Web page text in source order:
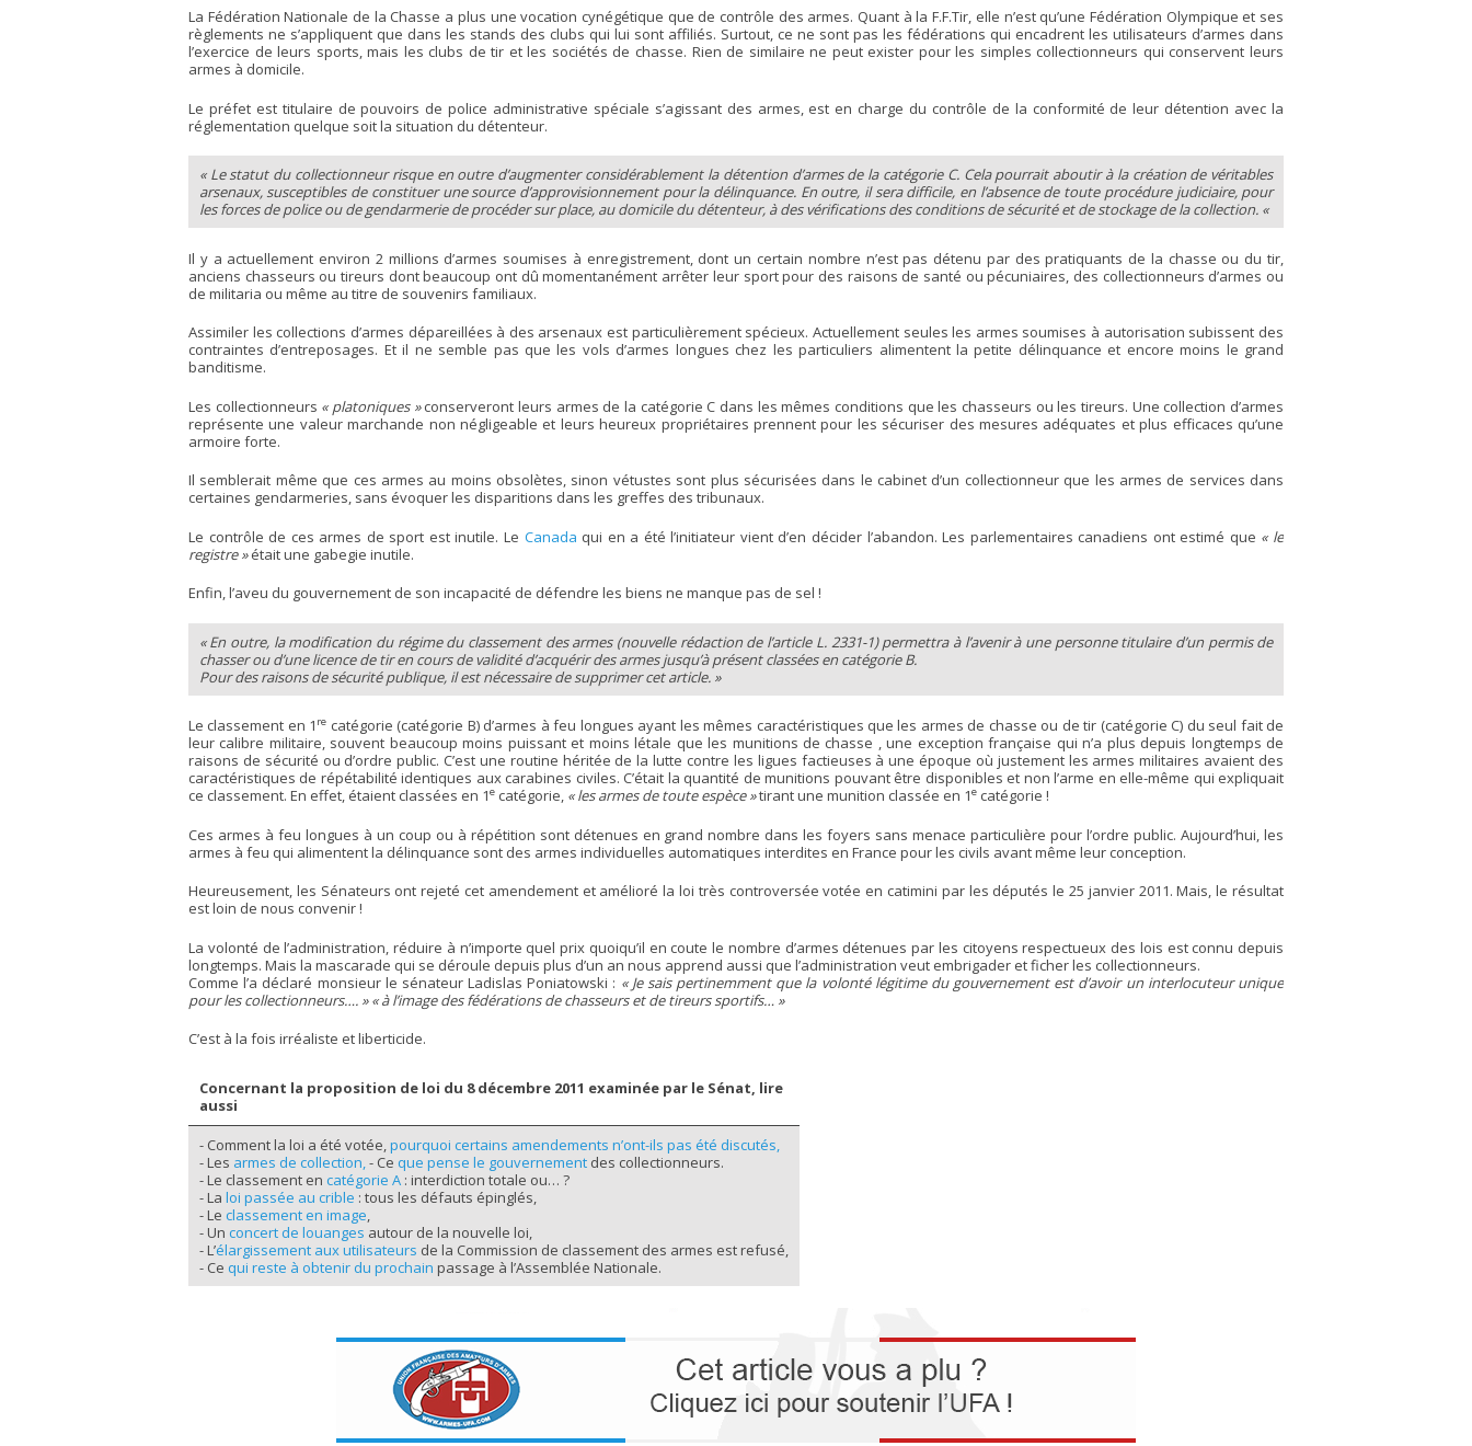
La Fédération Nationale de la Chasse a plus une vocation cynégétique que de contrôle des armes. Quant à la F.F.Tir, elle n’est qu’une Fédération Olympique et ses
règlements ne s’appliquent que dans les stands des clubs qui lui sont affiliés. Surtout, ce ne sont pas les fédérations qui encadrent les utilisateurs d’armes dans
l’exercice de leurs sports, mais les clubs de tir et les sociétés de chasse. Rien de similaire ne peut exister pour les simples collectionneurs qui conservent leurs
armes à domicile.
Le préfet est titulaire de pouvoirs de police administrative spéciale s’agissant des armes, est en charge du contrôle de la conformité de leur détention avec la
réglementation quelque soit la situation du détenteur.
« Le statut du collectionneur risque en outre d’augmenter considérablement la détention d’armes de la catégorie C. Cela pourrait aboutir à la création de véritables
arsenaux, susceptibles de constituer une source d’approvisionnement pour la délinquance. En outre, il sera difficile, en l’absence de toute procédure judiciaire, pour
les forces de police ou de gendarmerie de procéder sur place, au domicile du détenteur, à des vérifications des conditions de sécurité et de stockage de la collection. «
Il y a actuellement environ 2 millions d’armes soumises à enregistrement, dont un certain nombre n’est pas détenu par des pratiquants de la chasse ou du tir,
anciens chasseurs ou tireurs dont beaucoup ont dû momentanément arrêter leur sport pour des raisons de santé ou pécuniaires, des collectionneurs d’armes ou
de militaria ou même au titre de souvenirs familiaux.
Assimiler les collections d’armes dépareillées à des arsenaux est particulièrement spécieux. Actuellement seules les armes soumises à autorisation subissent des
contraintes d’entreposages. Et il ne semble pas que les vols d’armes longues chez les particuliers alimentent la petite délinquance et encore moins le grand
banditisme.
Les collectionneurs « platoniques »conserveront leurs armes de la catégorie C dans les mêmes conditions que les chasseurs ou les tireurs. Une collection d’armes
représente une valeur marchande non négligeable et leurs heureux propriétaires prennent pour les sécuriser des mesures adéquates et plus efficaces qu’une
armoire forte.
Il semblerait même que ces armes au moins obsolètes, sinon vétustes sont plus sécurisées dans le cabinet d’un collectionneur que les armes de services dans
certaines gendarmeries, sans évoquer les disparitions dans les greffes des tribunaux.
Le contrôle de ces armes de sport est inutile. Le Canada qui en a été l’initiateur vient d’en décider l’abandon. Les parlementaires canadiens ont estimé que « le
registre »était une gabegie inutile.
Enfin, l’aveu du gouvernement de son incapacité de défendre les biens ne manque pas de sel !
« En outre, la modification du régime du classement des armes (nouvelle rédaction de l’article L. 2331-1) permettra à l’avenir à une personne titulaire d’un permis de
chasser ou d’une licence de tir en cours de validité d’acquérir des armes jusqu’à présent classées en catégorie B.
Pour des raisons de sécurité publique, il est nécessaire de supprimer cet article. »
Le classement en 1 re catégorie (catégorie B) d’armes à feu longues ayant les mêmes caractéristiques que les armes de chasse ou de tir (catégorie C) du seul fait de
leur calibre militaire, souvent beaucoup moins puissant et moins létale que les munitions de chasse , une exception française qui n’a plus depuis longtemps de
raisons de sécurité ou d’ordre public. C’est une routine héritée de la lutte contre les ligues factieuses à une époque où justement les armes militaires avaient des
caractéristiques de répétabilité identiques aux carabines civiles. C’était la quantité de munitions pouvant être disponibles et non l’arme en elle-même qui expliquait
ce classement. En effet, étaient classées en 1e catégorie, « les armes de toute espèce »tirant une munition classée en 1e catégorie !
Ces armes à feu longues à un coup ou à répétition sont détenues en grand nombre dans les foyers sans menace particulière pour l’ordre public. Aujourd’hui, les
armes à feu qui alimentent la délinquance sont des armes individuelles automatiques interdites en France pour les civils avant même leur conception.
Heureusement, les Sénateurs ont rejeté cet amendement et amélioré la loi très controversée votée en catimini par les députés le 25 janvier 2011. Mais, le résultat
est loin de nous convenir !
La volonté de l’administration, réduire à n’importe quel prix quoiqu’il en coute le nombre d’armes détenues par les citoyens respectueux des lois est connu depuis
longtemps. Mais la mascarade qui se déroule depuis plus d’un an nous apprend aussi que l’administration veut embrigader et ficher les collectionneurs.
Comme l’a déclaré monsieur le sénateur Ladislas Poniatowski : « Je sais pertinemment que la volonté légitime du gouvernement est d’avoir un interlocuteur unique
pour les collectionneurs…. » « à l’image des fédérations de chasseurs et de tireurs sportifs… »
C’est à la fois irréaliste et liberticide.
Concernant la proposition de loi du 8 décembre 2011 examinée par le Sénat, lire
aussi
- Comment la loi a été votée,pourquoi certains amendements n’ont-ils pas été discutés,
- Les armes de collection,- Ce que pense le gouvernementdes collectionneurs.
- Le classement en catégorie A: interdiction totale ou… ?
- La loi passée au crible : tous les défauts épinglés,
- Le classement en image,
- Un concert de louanges autour de la nouvelle loi,
- L’élargissement aux utilisateurs de la Commission de classement des armes est refusé,
- Ce qui reste à obtenir du prochain passage à l’Assemblée Nationale.